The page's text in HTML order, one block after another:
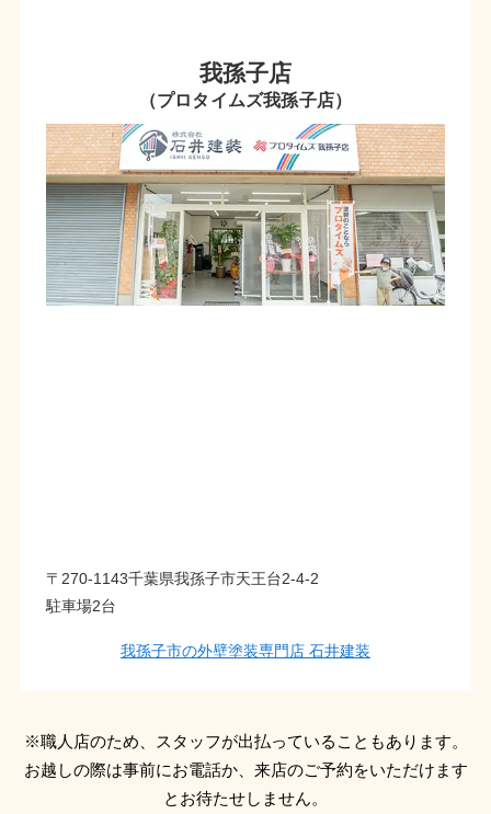
我孫子店
（プロタイムズ我孫子店）
〒270-1143千葉県我孫子市天王台2-4-2
駐車場2台
我孫子市の外壁塗装専門店 石井建装
※職人店のため、スタッフが出払っていることもあります。
お越しの際は事前にお電話か、来店のご予約をいただけます
とお待たせしません。